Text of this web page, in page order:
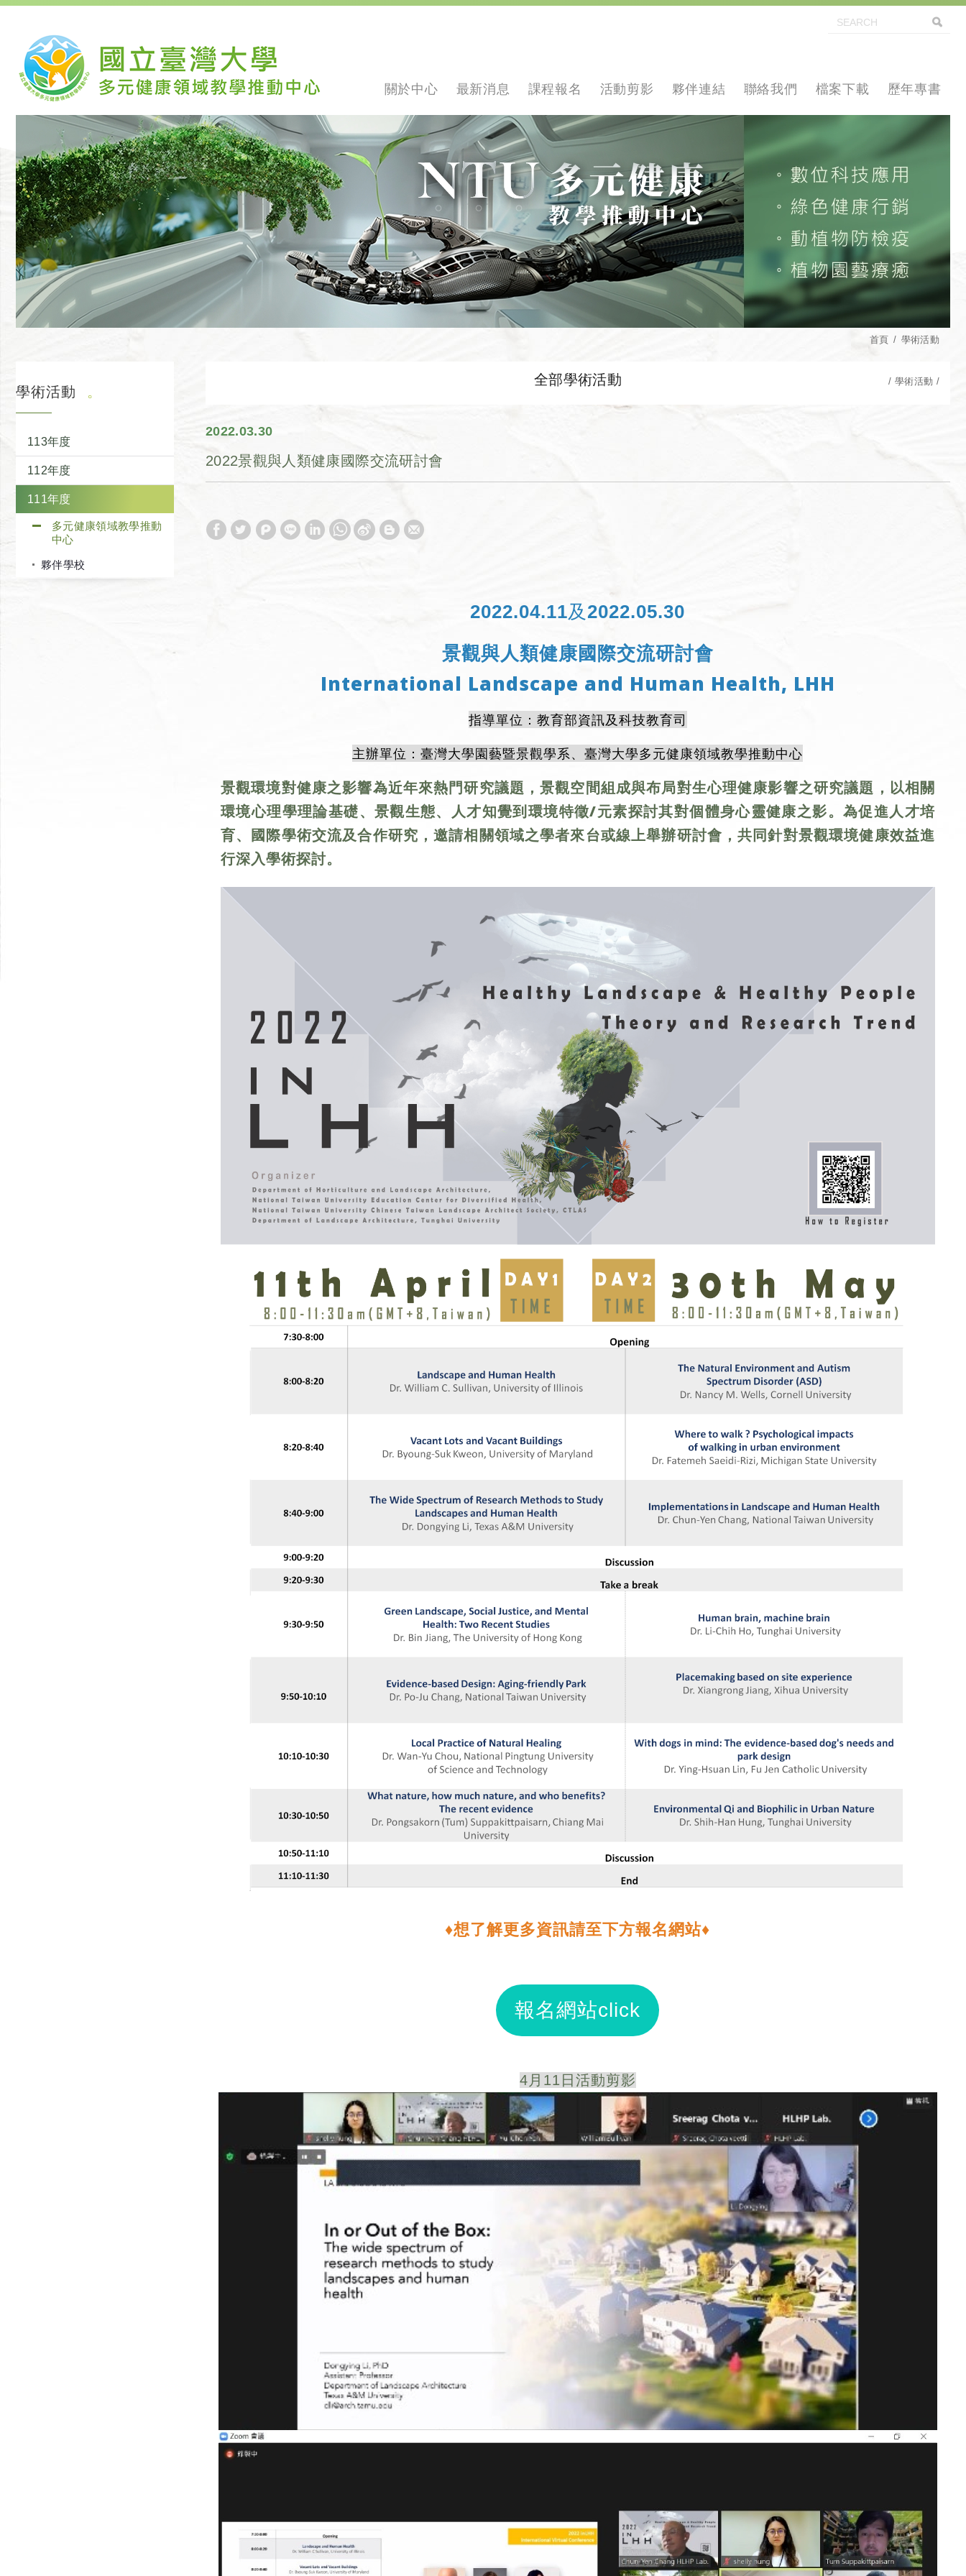
關於中心 最新消息 課程報名 活動剪影 夥伴連結 聯絡我們 檔案下載 歷年專書
首頁 學術活動
學術活動
113年度
112年度
111年度
多元健康領域教學推動
中心
夥伴學校
全部學術活動 學術活動
30
03
2022
2022景觀與人類健康國際交流研討會
2022.04.11及2022.05.30
景觀與人類健康國際交流研討會
International Landscape and Human Health, LHH
指導單位：教育部資訊及科技教育司
主辦單位：臺灣大學園藝暨景觀學系、臺灣大學多元健康領域教學推動中心
景觀環境對健康之影響為近年來熱門研究議題，景觀空間組成與布局對生心理健康影響之研究議題，以相關
環境心理學理論基礎、景觀生態、人才知覺到環境特徵/元素探討其對個體身心靈健康之影。為促進人才培
育、國際學術交流及合作研究，邀請相關領域之學者來台或線上舉辦研討會，共同針對景觀環境健康效益進
行深入學術探討。
♦想了解更多資訊請至下方報名網站♦
報名網站click
4月11日活動剪影